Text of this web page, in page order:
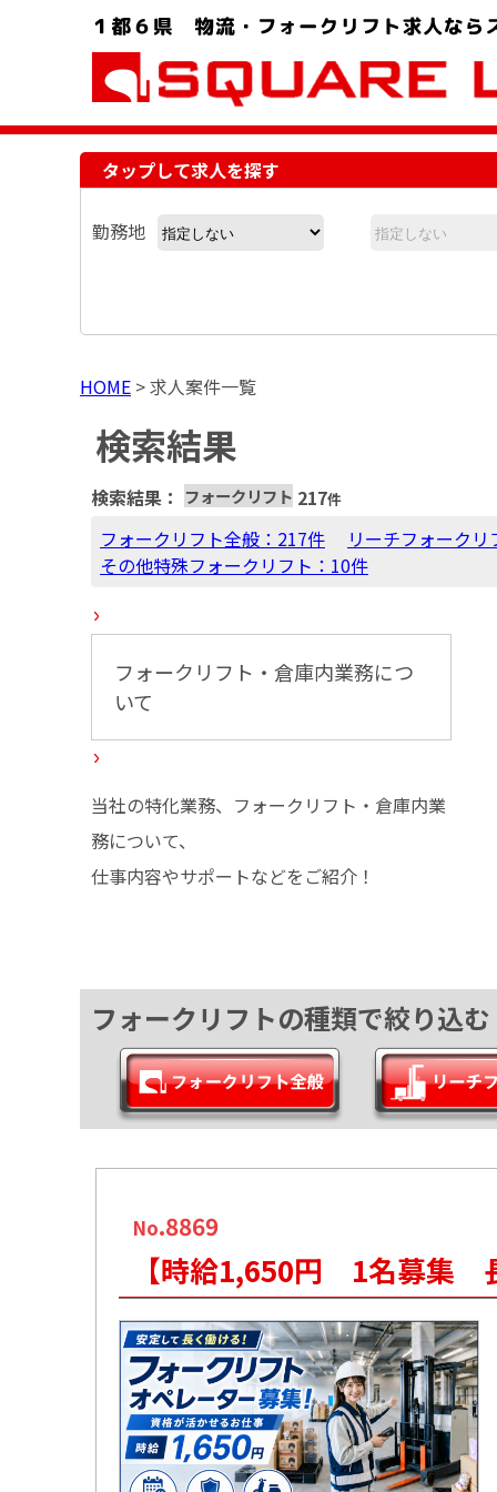
お問い合わせ電話番号：048-757-8232 受付時間 9:00 ～ 18:00
タップして求人を探す
勤務地
HOME >求人案件一覧
検索結果
検索結果： フォークリフト 217件
フォークリフト全般：217件
リーチフォーク
その他特殊フォークリフト：10件
フォークリフト・倉庫内業務につ
いて
当社の特化業務、フォークリフト・倉庫内業
務について、
仕事内容やサポートなどをご紹介！
フォークリフトの種類で絞り込む
No.8869
【時給1,650円 1名募集